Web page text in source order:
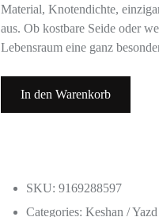
Material, Knotendichte,
aus. Ob kostbare Seide oder
Lebensraum eine ganz
In den Warenkorb
SKU: 9169288597
Categories: Keshan / Yazd